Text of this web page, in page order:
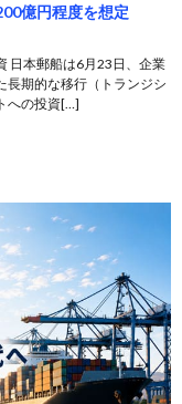
億円程度を想定
日本郵船は6月23日、企業
長期的な移行（トランジシ
への投資[…]